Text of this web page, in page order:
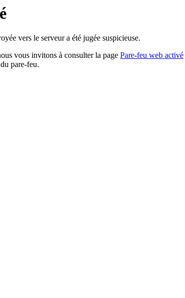
vers le serveur a été jugée suspicieuse.
vous invitons à consulter la page Pare-feu web activé
pare-feu.